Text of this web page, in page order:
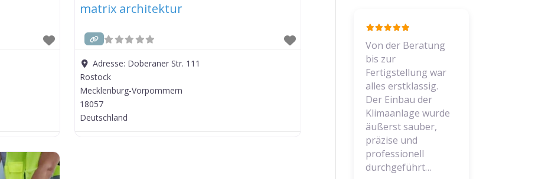
matrix architektur
Adresse: Doberaner Str. 111
Rostock
Mecklenburg-Vorpommern
18057
Deutschland
Von der Beratung
bis zur
Fertigstellung war
alles erstklassig.
Der Einbau der
Klimaanlage wurde
äußerst sauber,
präzise und
professionell
durchgeführt…